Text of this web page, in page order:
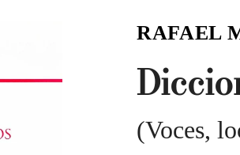
RAFAEL
(Voces,